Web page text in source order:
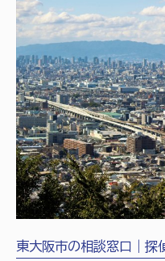
東大阪市の相談窓口｜探